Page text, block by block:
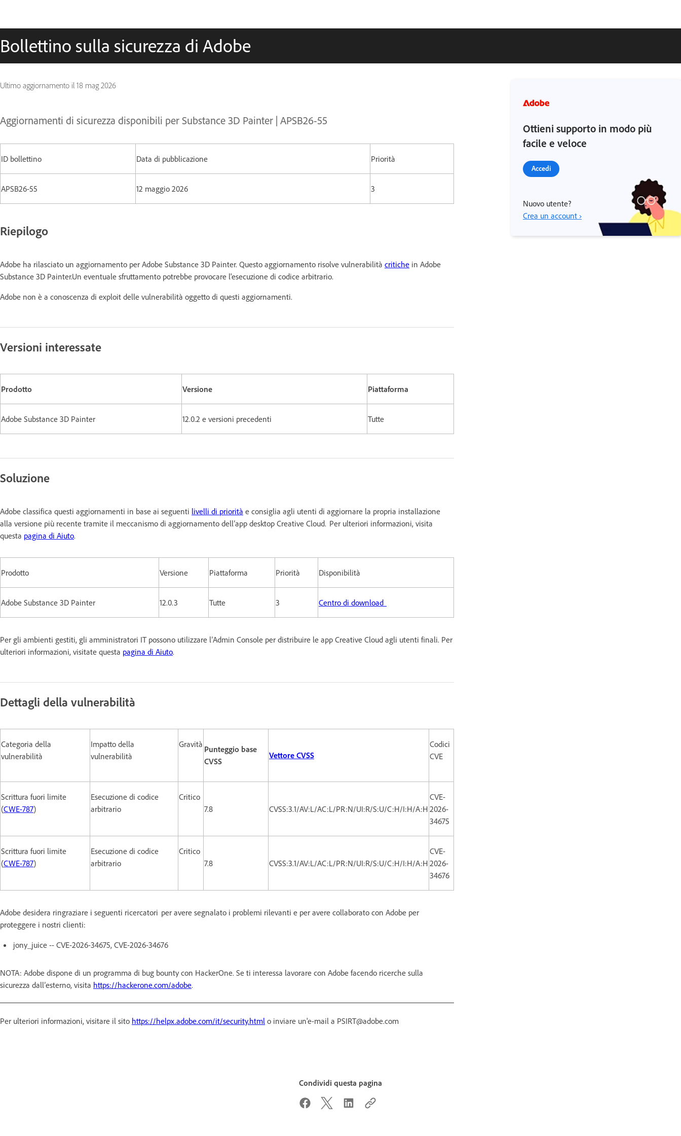
Bollettino sulla sicurezza di Adobe
Ultimo aggiornamento il 18 mag 2026
Aggiornamenti di sicurezza disponibili per Substance 3D Painter | APSB26-55
ID bollettino Data di pubblicazione Priorità
APSB26-55 12 maggio 2026 3
Riepilogo
Adobe ha rilasciato un aggiornamento per Adobe Substance 3D Painter. Questo aggiornamento risolve vulnerabilità critiche in Adobe
Substance 3D Painter.Un eventuale sfruttamento potrebbe provocare l'esecuzione di codice arbitrario.
Adobe non è a conoscenza di exploit delle vulnerabilità oggetto di questi aggiornamenti.
Versioni interessate
Prodotto Versione Piattaforma
Adobe Substance 3D Painter 12.0.2 e versioni precedenti Tutte
Soluzione
Adobe classifica questi aggiornamenti in base ai seguenti livelli di priorità e consiglia agli utenti di aggiornare la propria installazione
alla versione più recente tramite il meccanismo di aggiornamento dell’app desktop Creative Cloud. Per ulteriori informazioni, visita
questa pagina di Aiuto.
Prodotto Versione Piattaforma Priorità Disponibilità
Adobe Substance 3D Painter 12.0.3 Tutte 3 Centro di download
Per gli ambienti gestiti, gli amministratori IT possono utilizzare l’Admin Console per distribuire le app Creative Cloud agli utenti finali. Per
ulteriori informazioni, visitate questa pagina di Aiuto.
Dettagli della vulnerabilità
Categoria della
vulnerabilità
Impatto della
vulnerabilità
Gravità Punteggio base
CVSS
Vettore CVSS
Codici
CVE
Scrittura fuori limite
(CWE-787)
Esecuzione di codice
arbitrario
Critico
7.8
CVSS:3.1/AV:L/AC:L/PR:N/UI:R/S:U/C:H/I:H/A:H
CVE-
2026-
34675
Scrittura fuori limite
(CWE-787)
Esecuzione di codice
arbitrario
Critico
7.8
CVSS:3.1/AV:L/AC:L/PR:N/UI:R/S:U/C:H/I:H/A:H
CVE-
2026-
34676
Adobe desidera ringraziare i seguenti ricercatori per avere segnalato i problemi rilevanti e per avere collaborato con Adobe per
proteggere i nostri clienti:
jony_juice -- CVE-2026-34675, CVE-2026-34676
NOTA: Adobe dispone di un programma di bug bounty con HackerOne. Se ti interessa lavorare con Adobe facendo ricerche sulla
sicurezza dall’esterno, visita https://hackerone.com/adobe.
Per ulteriori informazioni, visitare il sito https://helpx.adobe.com/it/security.html o inviare un'e-mail a PSIRT@adobe.com
Ottieni supporto in modo più
facile e veloce
Accedi
Nuovo utente?
Crea un account ›
Condividi questa pagina